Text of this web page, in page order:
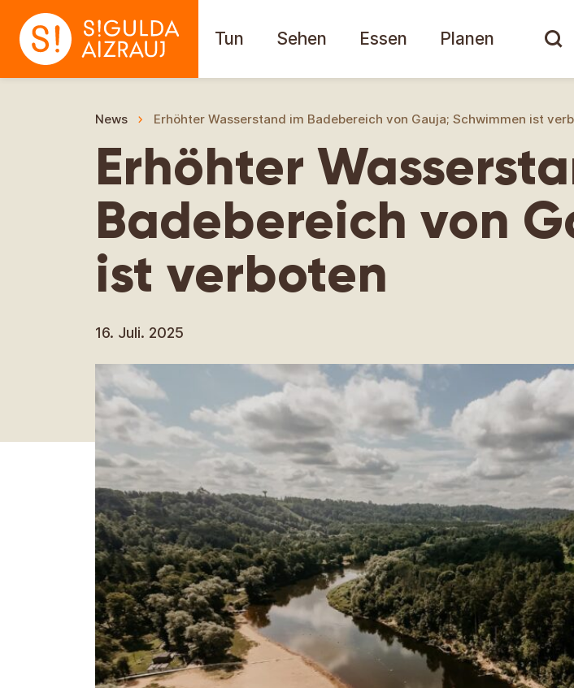
Tun Sehen Essen Planen
News Erhöhter Wasserstand im Badebereich von Gauja; Schwimmen ist
Erhöhter
Badebereich von
ist verboten
16. Juli. 2025